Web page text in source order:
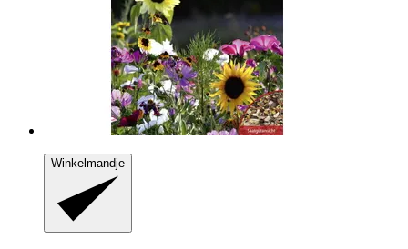
Winkelmandje